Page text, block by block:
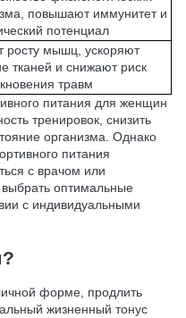
повышают иммунитет и
потенциал
росту мышц, ускоряют
тканей и снижают риск
травм
питания для женщин
тренировок, снизить
организма. Однако
питания
с врачом или
оптимальные
с индивидуальными
форме, продлить
жизненный тонус